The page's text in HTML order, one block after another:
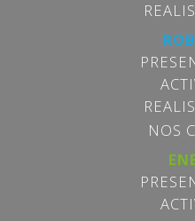
NOS